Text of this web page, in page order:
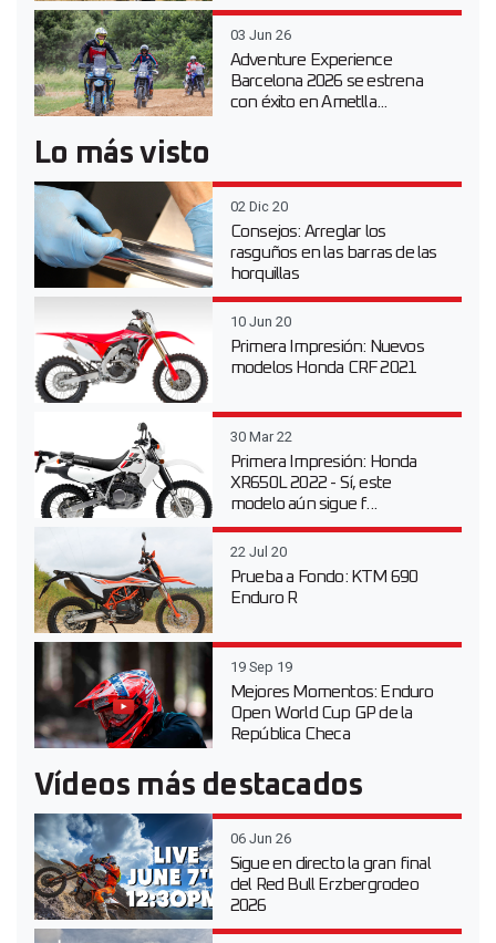
03 Jun 26
Adventure Experience
Barcelona 2026 se estrena
con éxito en Ametlla...
Lo más visto
02 Dic 20
Consejos: Arreglar los
rasguños en las barras de las
horquillas
10 Jun 20
Primera Impresión: Nuevos
modelos Honda CRF 2021
30 Mar 22
Primera Impresión: Honda
XR650L 2022 - Sí, este
modelo aún sigue f...
22 Jul 20
Prueba a Fondo: KTM 690
Enduro R
19 Sep 19
Mejores Momentos: Enduro
Open World Cup GP de la
República Checa
Vídeos más destacados
06 Jun 26
Sigue en directo la gran final
del Red Bull Erzbergrodeo
2026